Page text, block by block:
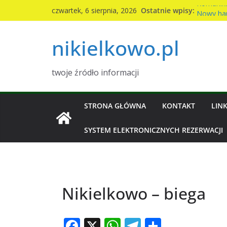
do
czwartek, 6 sierpnia, 2026 Ostatnie wpisy:
Nowy
nikielkowo.pl
twoje źródło informacji
STRONA GŁÓWNA KONTAKT
SYSTEM ELEKTRONICZNYCH REZERWACJI
Nikielkowo – biega